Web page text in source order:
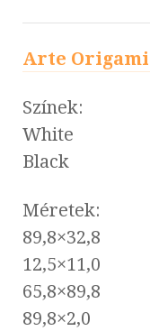
Arte
Színek:
White
Black
Méretek:
89,8×32,8
12,5×11,0
65,8×89,8
89,8×2,0